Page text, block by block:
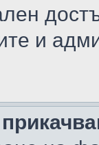
и